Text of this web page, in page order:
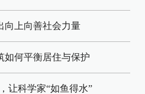
向上向善社会力量
如何平衡居住与保护
让科学家“如鱼得水”